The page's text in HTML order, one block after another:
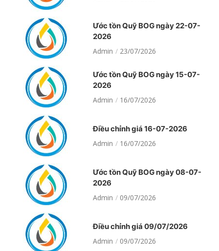
Ước tồn Quỹ BOG ngày 22-07-
2026
Admin
23/07/2026
Ước tồn Quỹ BOG ngày 15-07-
2026
Admin
16/07/2026
Điều chỉnh giá 16-07-2026
Admin
16/07/2026
Ước tồn Quỹ BOG ngày 08-07-
2026
Admin
09/07/2026
Điều chỉnh giá 09/07/2026
Admin
09/07/2026